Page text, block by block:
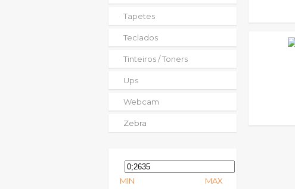
Tapetes
Teclados
Tinteiros / Toners
Ups
Webcam
Zebra
MIN MAX